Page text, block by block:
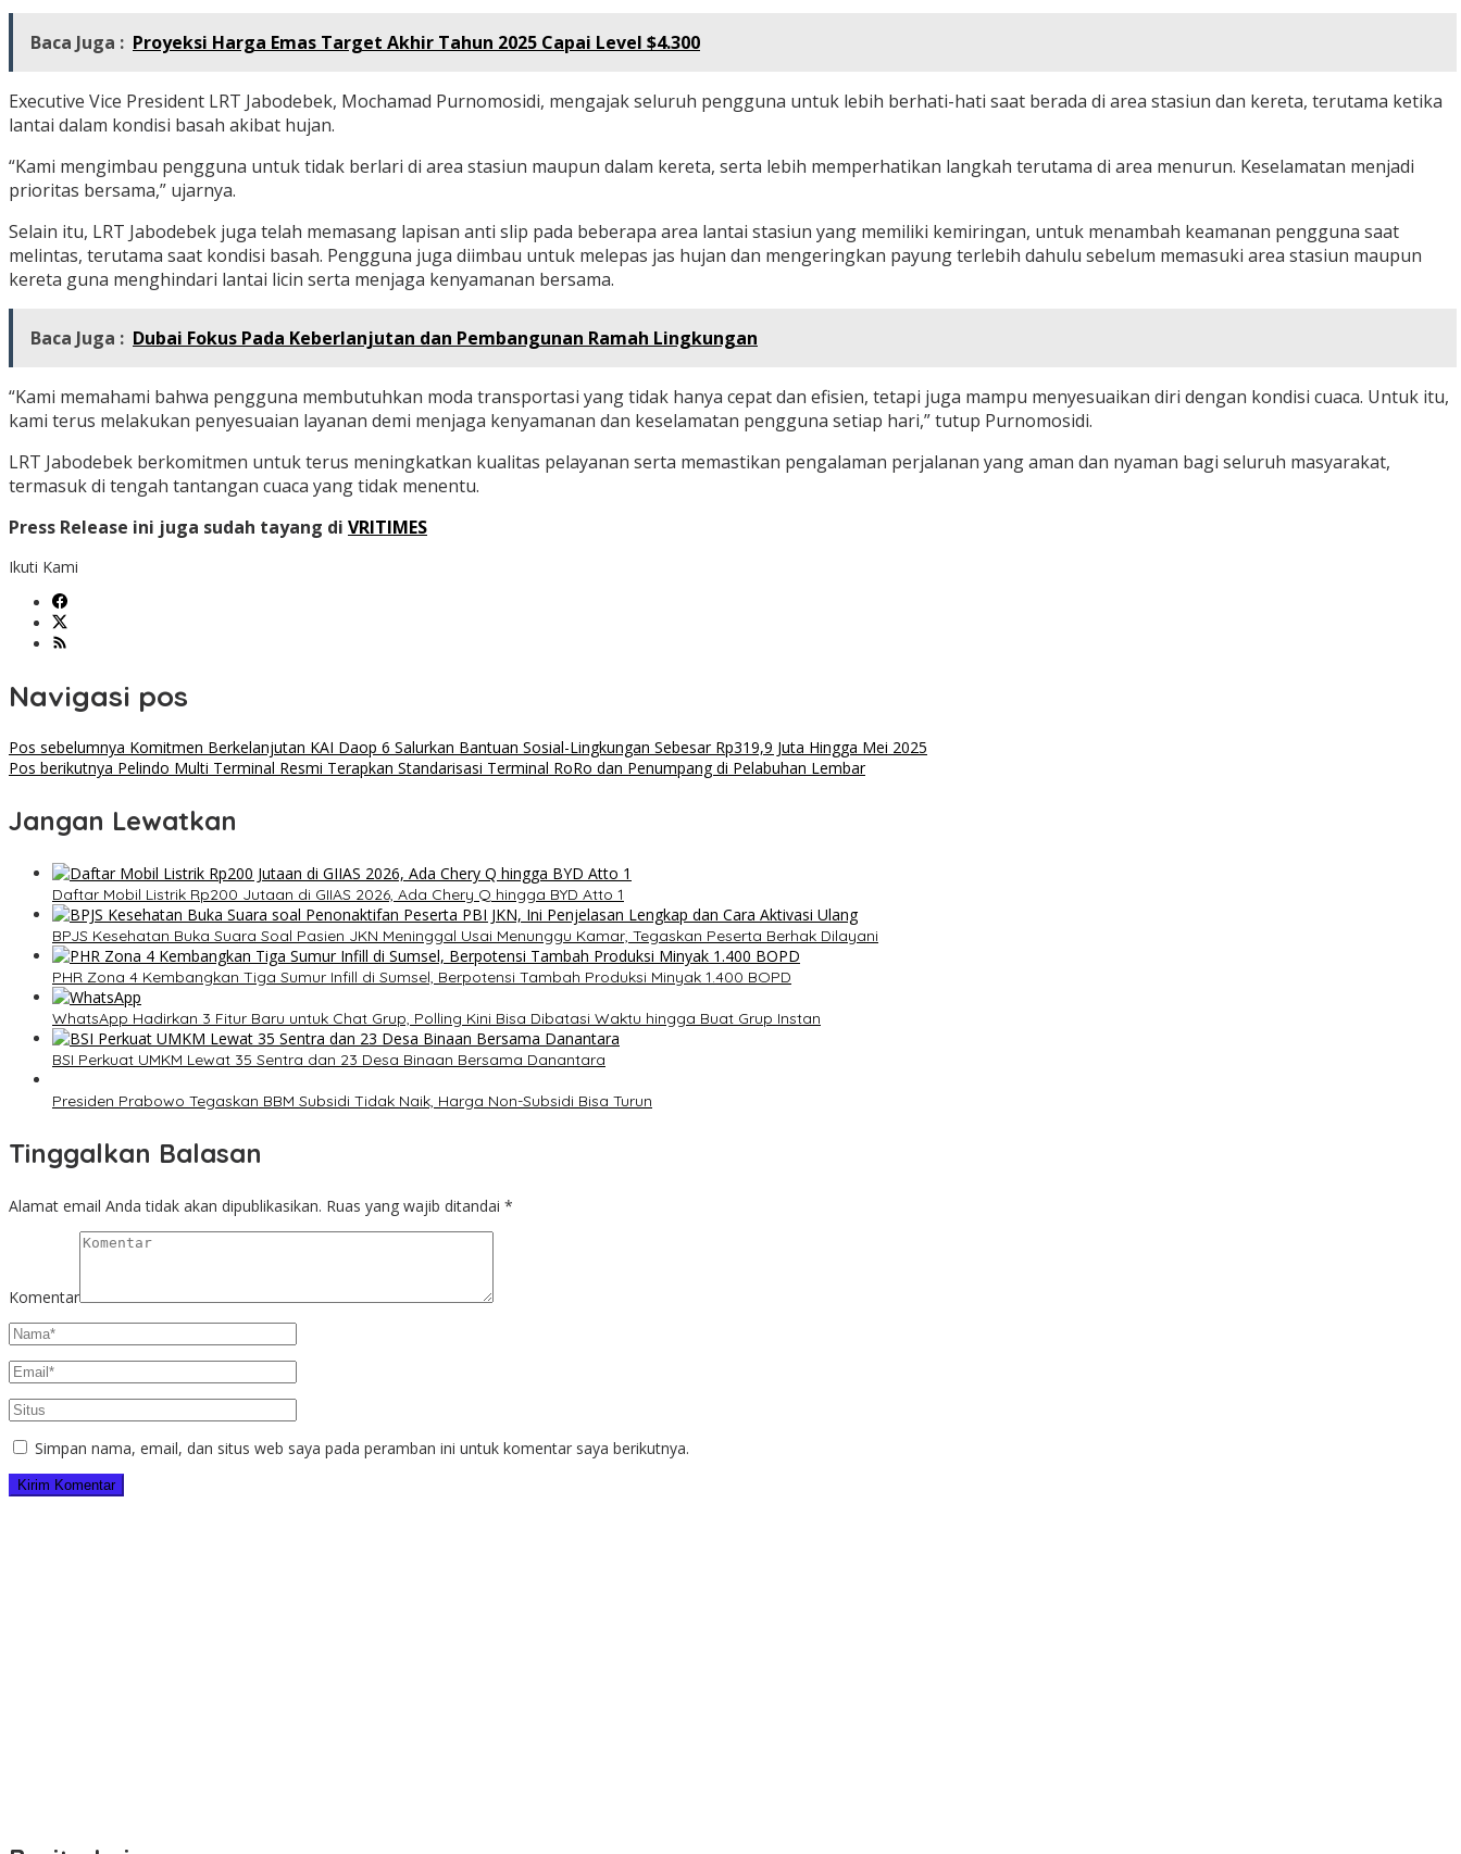
Baca Juga : Proyeksi Harga Emas Target Akhir Tahun 2025 Capai Level $4.300
Executive Vice President LRT Jabodebek, Mochamad Purnomosidi, mengajak seluruh pengguna untuk lebih berhati-hati saat berada di area stasiun dan kereta, terutama ketika
lantai dalam kondisi basah akibat hujan.
“Kami mengimbau pengguna untuk tidak berlari di area stasiun maupun dalam kereta, serta lebih memperhatikan langkah terutama di area menurun. Keselamatan menjadi
prioritas bersama,” ujarnya.
Selain itu, LRT Jabodebek juga telah memasang lapisan anti slip pada beberapa area lantai stasiun yang memiliki kemiringan, untuk menambah keamanan pengguna saat
melintas, terutama saat kondisi basah. Pengguna juga diimbau untuk melepas jas hujan dan mengeringkan payung terlebih dahulu sebelum memasuki area stasiun maupun
kereta guna menghindari lantai licin serta menjaga kenyamanan bersama.
Baca Juga : Dubai Fokus Pada Keberlanjutan dan Pembangunan Ramah Lingkungan
“Kami memahami bahwa pengguna membutuhkan moda transportasi yang tidak hanya cepat dan efisien, tetapi juga mampu menyesuaikan diri dengan kondisi cuaca. Untuk itu,
kami terus melakukan penyesuaian layanan demi menjaga kenyamanan dan keselamatan pengguna setiap hari,” tutup Purnomosidi.
LRT Jabodebek berkomitmen untuk terus meningkatkan kualitas pelayanan serta memastikan pengalaman perjalanan yang aman dan nyaman bagi seluruh masyarakat,
termasuk di tengah tantangan cuaca yang tidak menentu.
Press Release ini juga sudah tayang di VRITIMES
Ikuti Kami
Navigasi pos
Pos sebelumnya Komitmen Berkelanjutan KAI Daop 6 Salurkan Bantuan Sosial-Lingkungan Sebesar Rp319,9 Juta Hingga Mei 2025
Pos berikutnya Pelindo Multi Terminal Resmi Terapkan Standarisasi Terminal RoRo dan Penumpang di Pelabuhan Lembar
Jangan Lewatkan
Daftar Mobil Listrik Rp200 Jutaan di GIIAS 2026, Ada Chery Q hingga BYD Atto 1
BPJS Kesehatan Buka Suara Soal Pasien JKN Meninggal Usai Menunggu Kamar, Tegaskan Peserta Berhak Dilayani
PHR Zona 4 Kembangkan Tiga Sumur Infill di Sumsel, Berpotensi Tambah Produksi Minyak 1.400 BOPD
WhatsApp Hadirkan 3 Fitur Baru untuk Chat Grup, Polling Kini Bisa Dibatasi Waktu hingga Buat Grup Instan
BSI Perkuat UMKM Lewat 35 Sentra dan 23 Desa Binaan Bersama Danantara
Presiden Prabowo Tegaskan BBM Subsidi Tidak Naik, Harga Non-Subsidi Bisa Turun
Tinggalkan Balasan
Alamat email Anda tidak akan dipublikasikan. Ruas yang wajib ditandai *
Komentar
Simpan nama, email, dan situs web saya pada peramban ini untuk komentar saya berikutnya.